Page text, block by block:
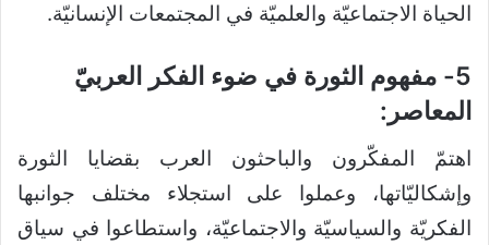
الحياة الاجتماعيّة والعلميّة في المجتمعات الإنسانيّة.
5- مفهوم الثورة في ضوء الفكر العربيّ
المعاصر:
اهتمّ المفكّرون والباحثون العرب بقضايا الثورة
وإشكاليّاتها، وعملوا على استجلاء مختلف جوانبها
الفكريّة والسياسيّة والاجتماعيّة، واستطاعوا في سياق